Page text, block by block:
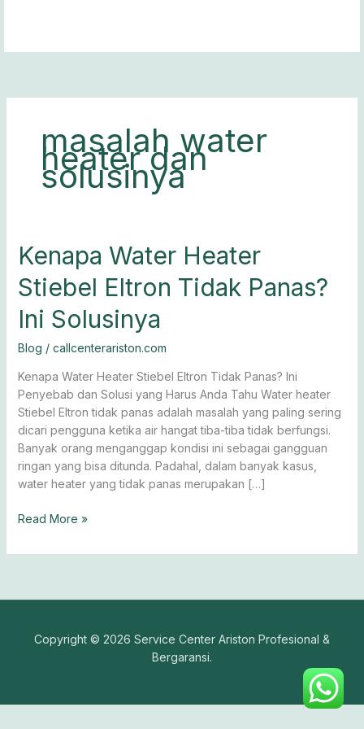
masalah water
heater dan
solusinya
Kenapa Water Heater
Stiebel Eltron Tidak Panas?
Ini Solusinya
Blog / callcenterariston.com
Kenapa Water Heater Stiebel Eltron Tidak Panas? Ini
Penyebab dan Solusi yang Harus Anda Tahu Water heater
Stiebel Eltron tidak panas adalah masalah yang paling sering
dicari pengguna ketika air hangat tiba-tiba tidak berfungsi.
Banyak orang menganggap kondisi ini sebagai gangguan
ringan yang bisa ditunda. Padahal, dalam banyak kasus,
water heater yang tidak panas merupakan […]
Kenapa
Water
Heater
Eltron
Panas?
Ini
Solusinya
Read More »
Copyright © 2026 Service Center Ariston Profesional &
Bergaransi.